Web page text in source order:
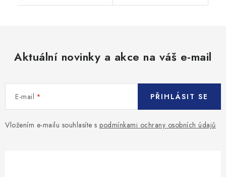
Aktuální novinky a akce na váš e-mail
E-mail
Vložením e-mailu souhlasíte s podmínkami ochrany osobních údajů
PŘIHLÁSIT SE